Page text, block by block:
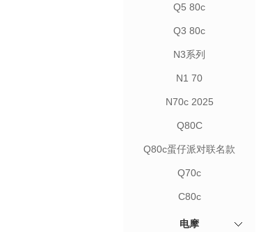
Q5 80c
Q3 80c
N3系列
N1 70
N70c 2025
Q80C
Q80c蛋仔派对联名款
Q70c
C80c
电摩